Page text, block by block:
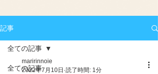
記事
全ての記事
全ての記事
maririnnoie
2022年7月10日 読了時間: 1分